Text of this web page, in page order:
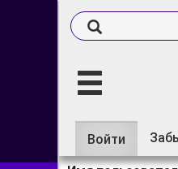
Главные
Войти